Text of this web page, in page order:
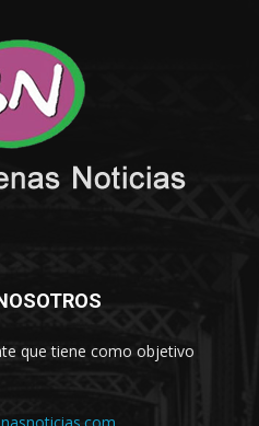
que tiene como objetivo